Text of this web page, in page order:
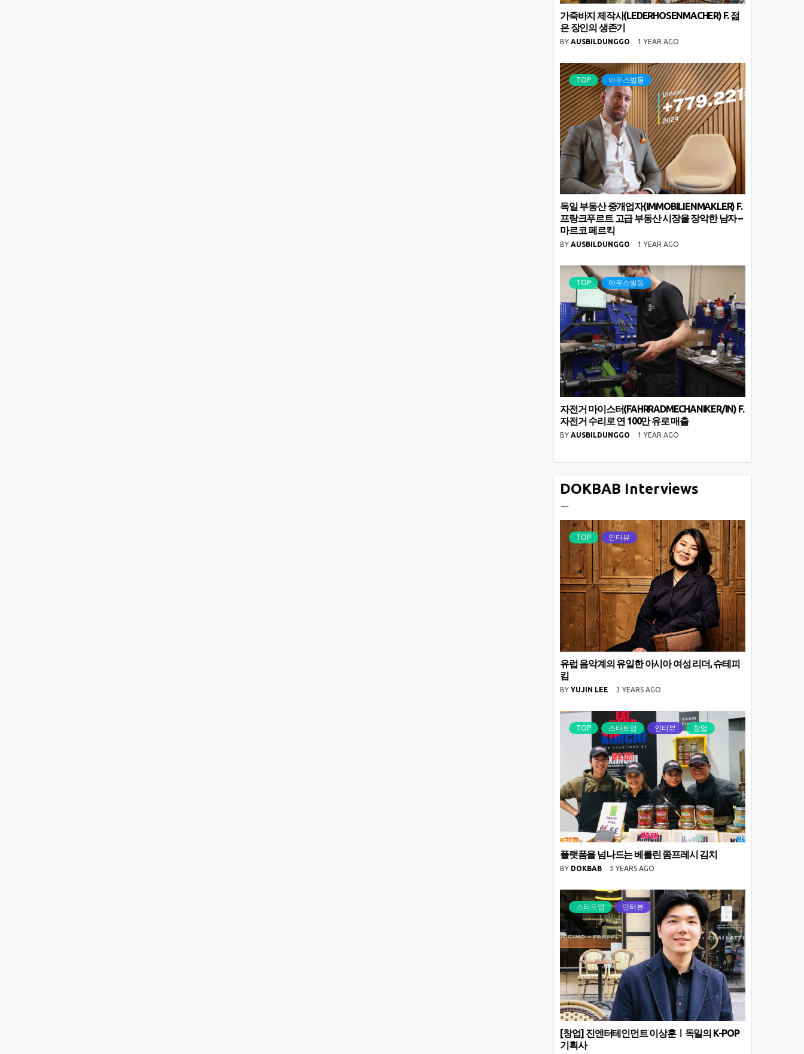
가죽바지 제작사(LEDERHOSENMACHER) F. 젊
은 장인의 생존기
BY AUSBILDUNGGO 1 YEAR AGO
TOP 아우스빌둥
독일 부동산 중개업자(IMMOBILIENMAKLER) F.
프랑크푸르트 고급 부동산 시장을 장악한 남자 –
마르코 페르킥
BY AUSBILDUNGGO 1 YEAR AGO
TOP 아우스빌둥
자전거 마이스터(FAHRRADMECHANIKER/IN) F.
자전거 수리로 연 100만 유로 매출
BY AUSBILDUNGGO 1 YEAR AGO
DOKBAB Interviews
ㅡ
TOP 인터뷰
유럽 음악계의 유일한 아시아 여성 리더, 슈테피
킴
BY YUJIN LEE 3 YEARS AGO
TOP 스타트업 인터뷰 창업
플랫폼을 넘나드는 베를린 쭘프레시 김치
BY DOKBAB 3 YEARS AGO
스타트업 인터뷰
[창업] 진엔터테인먼트 이상훈ㅣ독일의 K-POP
기획사